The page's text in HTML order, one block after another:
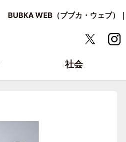
BUBKA WEB（ブブカ・ウェブ）
社会